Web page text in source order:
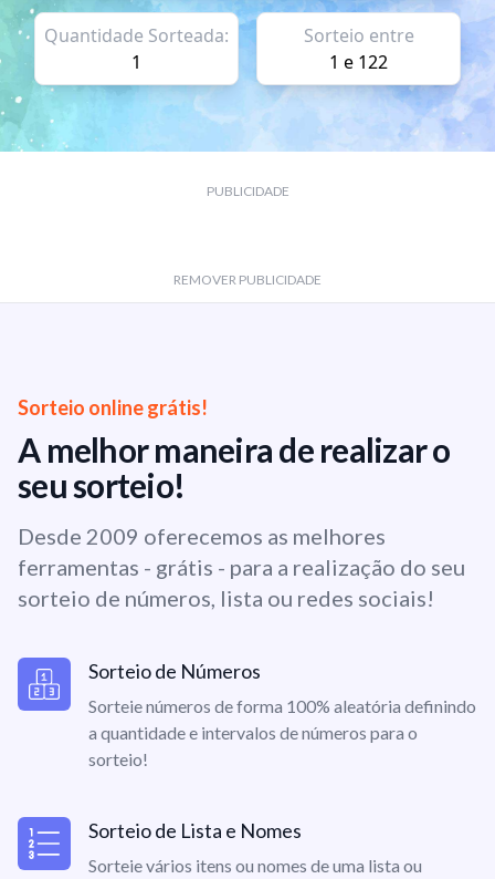
Quantidade Sorteada:
1
Sorteio entre
1 e 122
PUBLICIDADE
REMOVER PUBLICIDADE
Sorteio online grátis!
A melhor maneira de realizar o
seu sorteio!
Desde 2009 oferecemos as melhores
ferramentas - grátis - para a realização do seu
sorteio de números, lista ou redes sociais!
Sorteio de Números
Sorteie números de forma 100% aleatória definindo
a quantidade e intervalos de números para o
sorteio!
Sorteio de Lista e Nomes
Sorteie vários itens ou nomes de uma lista ou